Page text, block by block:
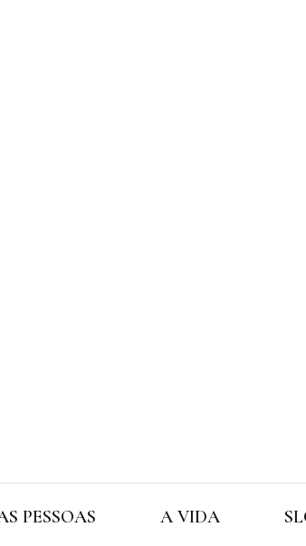
PESSOAS A VIDA